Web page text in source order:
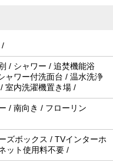
/
/ シャワー / 追焚機能浴
ャワー付洗面台 / 温水洗浄
室内洗濯機置き場 /
/ 南向き / フローリン
ズボックス / TVインターホ
ット使用料不要 /